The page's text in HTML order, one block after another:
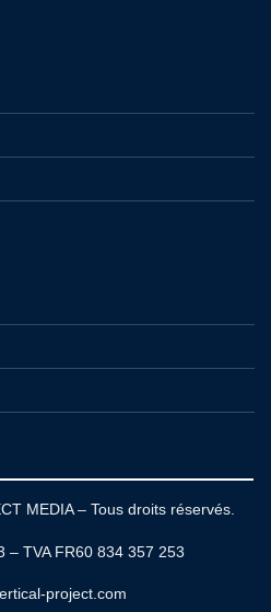
MEDIA – Tous droits réservés.
– TVA FR60 834 357 253
project.com